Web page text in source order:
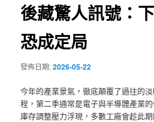
後藏驚人訊號：
恐成定局
發佈日期:2026-05-22
今年的產業景氣，徹底顛覆了過往的
程，第二季通常是電子與半導體產業
庫存調整壓力浮現，多數工廠會趁此